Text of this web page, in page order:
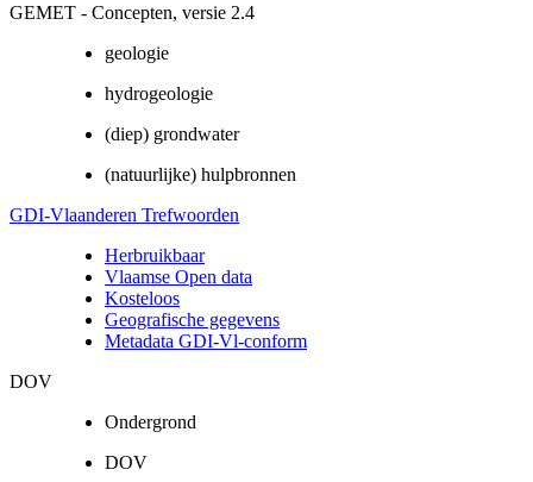
GEMET - Concepten, versie 2.4
geologie
hydrogeologie
(diep) grondwater
(natuurlijke) hulpbronnen
GDI-Vlaanderen Trefwoorden
Herbruikbaar
Vlaamse Open data
Kosteloos
Geografische gegevens
Metadata GDI-Vl-conform
DOV
Ondergrond
DOV